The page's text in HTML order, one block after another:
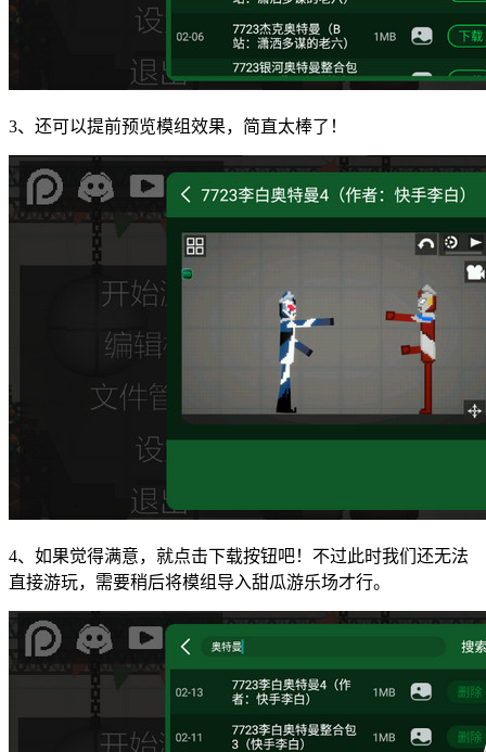
3、还可以提前预览模组效果，简直太棒了！
4、如果觉得满意，就点击下载按钮吧！不过此时我们还无法
直接游玩，需要稍后将模组导入甜瓜游乐场才行。